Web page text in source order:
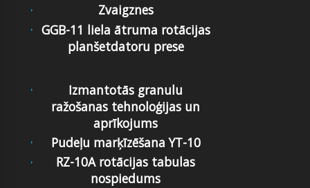
Zvaigznes
GGB-11 liela ātruma rotācijas
planšetdatoru prese
Izmantotās granulu
ražošanas tehnoloģijas un
aprīkojums
Pudeļu marķīzēšana YT-10
RZ-10A rotācijas tabulas
nospiedums